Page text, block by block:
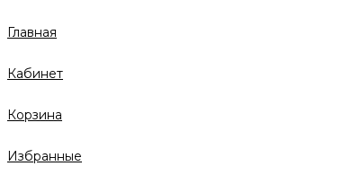
Главная
Кабинет
Корзина
Избранные